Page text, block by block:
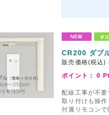
CR200 ダブ
販売価格(税込)
ポイント：0
配線工事が不
取り付けも操
付属リモコン